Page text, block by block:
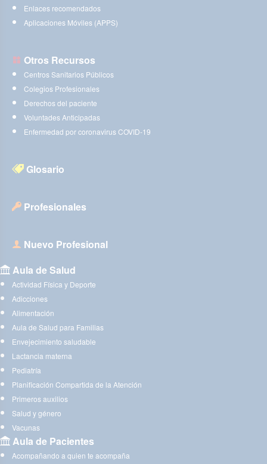
Enlaces recomendados
Aplicaciones Móviles (APPS)
Otros Recursos
Centros Sanitarios Públicos
Colegios Profesionales
Derechos del paciente
Voluntades Anticipadas
Enfermedad por coronavirus COVID-19
Glosario
Profesionales
Nuevo Profesional
Aula de Salud
Actividad Física y Deporte
Adicciones
Alimentación
Aula de Salud para Familias
Envejecimiento saludable
Lactancia materna
Pediatría
Planificación Compartida de la Atención
Primeros auxilios
Salud y género
Vacunas
Aula de Pacientes
Acompañando a quien te acompaña